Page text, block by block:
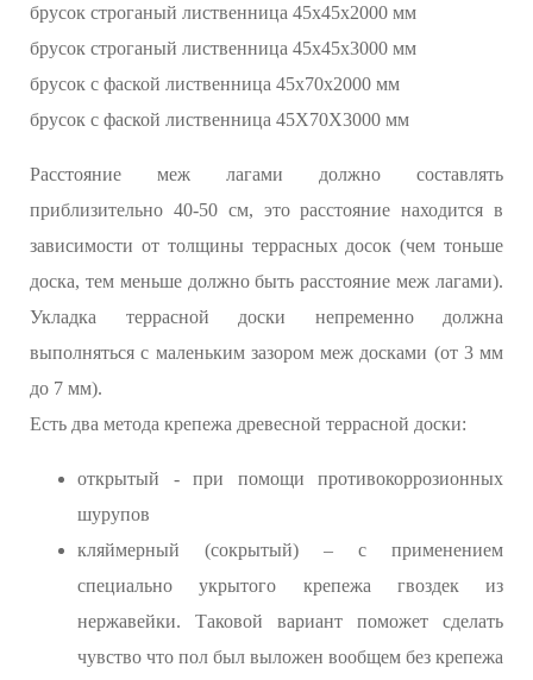
брусок строганый лиственница 45х45х2000 мм
брусок строганый лиственница 45х45х3000 мм
брусок с фаской лиственница 45х70х2000 мм
брусок с фаской лиственница 45Х70Х3000 мм
Расстояние меж лагами должно составлять
приблизительно 40-50 см, это расстояние находится в
зависимости от толщины террасных досок (чем тоньше
доска, тем меньше должно быть расстояние меж лагами).
Укладка террасной доски непременно должна
выполняться с маленьким зазором меж досками (от 3 мм
до 7 мм).
Есть два метода крепежа древесной террасной доски:
открытый - при помощи противокоррозионных
шурупов
кляймерный (сокрытый) – с применением
специально укрытого крепежа гвоздек из
нержавейки. Таковой вариант поможет сделать
чувство что пол был выложен вообщем без крепежа